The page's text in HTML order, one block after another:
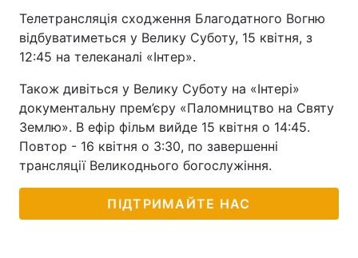
Телетрансляція сходження Благодатного Вогню
відбуватиметься у Велику Суботу, 15 квітня, з
12:45 на телеканалі «Інтер».
Також дивіться у Велику Суботу на «Інтері»
документальну прем’єру «Паломництво на Святу
Землю». В ефір фільм вийде 15 квітня о 14:45.
Повтор - 16 квітня о 3:30, по завершенні
трансляції Великоднього богослужіння.
ПІДТРИМАЙТЕ НАС